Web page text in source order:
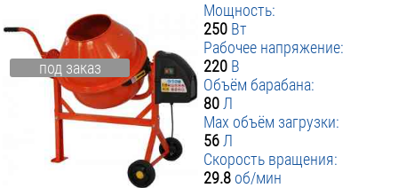
под заказ
Мощность:
250 Вт
Рабочее напряжение:
220 В
Объём барабана:
80 Л
Max объём загрузки:
56 Л
Скорость вращения:
29.8 об/мин